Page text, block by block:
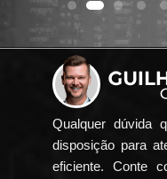
Qualquer dúvida
disposição para
eficiente. Conte